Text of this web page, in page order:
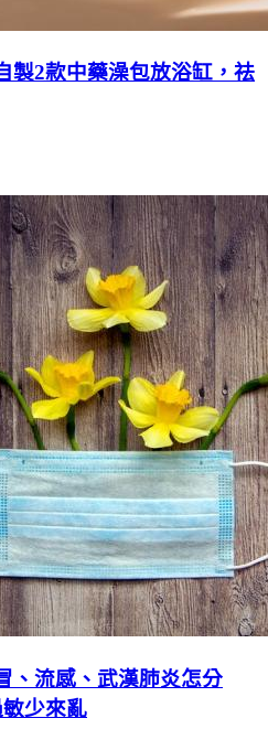
製2款中藥澡包放浴缸，祛
、流感、武漢肺炎怎分
少來亂